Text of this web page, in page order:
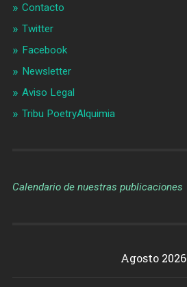
Contacto
Twitter
Facebook
Newsletter
Aviso Legal
Tribu PoetryAlquimia
Calendario de nuestras publicaciones
Agosto 2026